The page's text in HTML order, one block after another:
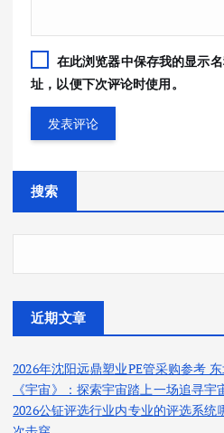
在此浏览器中保存我的显示
址，以便下次评论时使用。
搜索
近期文章
2026年沈阳远鼎塑业PE管采购参考
《宇宙》：探索宇宙踏上一场追寻宇
2026公钲评选行业内专业的评选系